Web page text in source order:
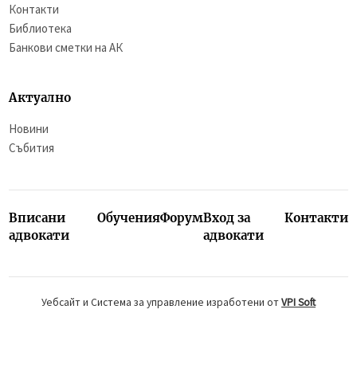
Контакти
Библиотека
Банкови сметки на АК
Актуално
Новини
Събития
Вписани
адвокати
ОбученияФорумВход за
адвокати
Контакти
Уебсайт и Система за управление изработени отVPI Soft